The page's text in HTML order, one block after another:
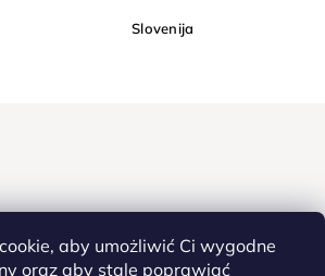
aby umożliwić Ci wygodne
oraz aby stale poprawiać
Slovenija